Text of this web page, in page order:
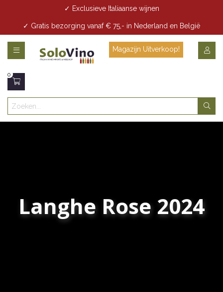
✓ Exclusieve Italiaanse wijnen
✓ Gratis bezorging vanaf € 75,- in Nederland en België
✓ Gratis bezorging vanaf € 35,- in Den Haag
Magazijn Uitverkoop!
0
Langhe Rose 2024